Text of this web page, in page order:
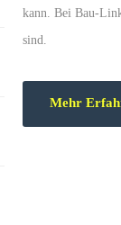
kann. Bei Bau-
sind.
Mehr